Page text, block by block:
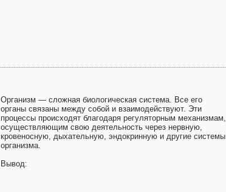
Организм — сложная биологическая система. Все его
органы связаны между собой и взаимодействуют. Эти
процессы происходят благодаря регуляторным механизмам,
осуществляющим свою деятельность через нервную,
кровеносную, дыхательную, эндокринную и другие системы
организма.
Вывод: